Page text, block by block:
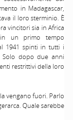
in Madagascar,
il loro sterminio. È
vincitori sia in Africa
un primo tempo
1941 spinti in tutti i
Solo dopo due anni
restrittivi della loro
vengano fuori. Parlo
Quale sarebbe